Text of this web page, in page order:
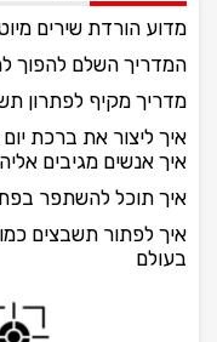
מדוע הורדת שירים
המדריך השלם להפוך
מדריך מקיף לפתרון
איך ליצור את ברכת
איך אנשים מגיבים אליה
איך תוכל להשתפר
איך לפתור תשבצים
בעולם